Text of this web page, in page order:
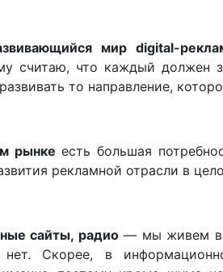
мир digital-
считаю, что каждый должен
то направление,
рынке есть большая
рекламной отрасли в
сайты, радио— мы живем в
Скорее, в